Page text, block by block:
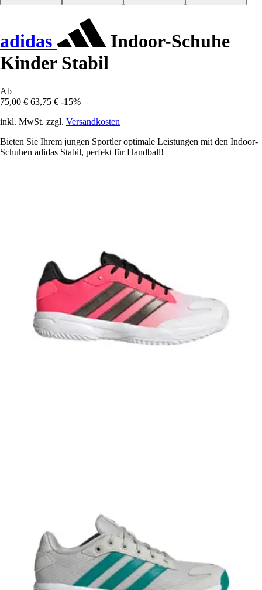
adidas
Indoor-Schuhe
Kinder Stabil
Ab
75,00 € 63,75 € -15%
inkl. MwSt. zzgl. Versandkosten
Bieten Sie Ihrem jungen Sportler optimale Leistungen mit den Indoor-
Schuhen adidas Stabil, perfekt für Handball!